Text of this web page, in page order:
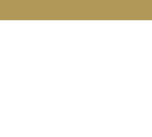
Hauptinhalt